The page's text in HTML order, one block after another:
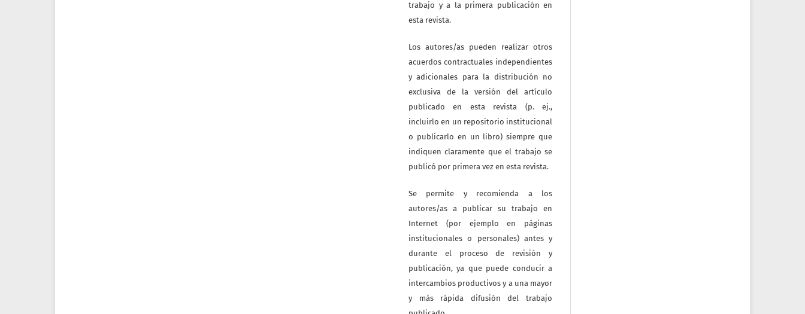
trabajo y a la primera publicación en
esta revista.
Los autores/as pueden realizar otros
acuerdos contractuales independientes
y adicionales para la distribución no
exclusiva de la versión del artículo
publicado en esta revista (p. ej.,
incluirlo en un repositorio institucional
o publicarlo en un libro) siempre que
indiquen claramente que el trabajo se
publicó por primera vez en esta revista.
Se permite y recomienda a los
autores/as a publicar su trabajo en
Internet (por ejemplo en páginas
institucionales o personales) antes y
durante el proceso de revisión y
publicación, ya que puede conducir a
intercambios productivos y a una mayor
y más rápida difusión del trabajo